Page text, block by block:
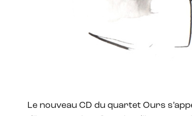
Le nouveau CD du quartet Ours